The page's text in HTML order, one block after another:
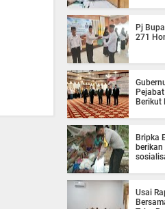
Pj
271
Berikut
Bripka
Usai